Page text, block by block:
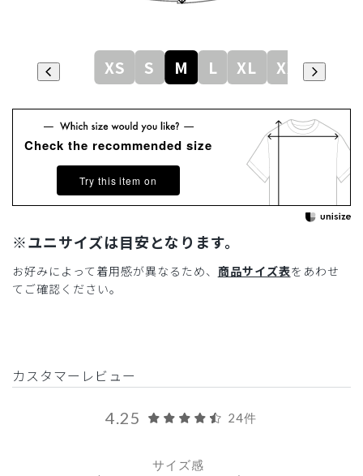
XS S M L XL XXL
Check the recommended size
Try this item on
※ユニサイズは目安となります。
お好みによって着用感が異なるため、 商品サイズ表をあわせ
てご確認ください。
カスタマーレビュー
4.25 24件
サイズ感